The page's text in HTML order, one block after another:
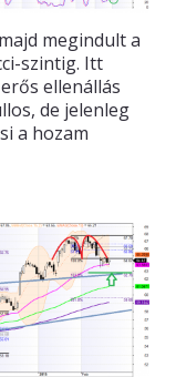
megindult a
szintig. Itt
ellenállás
de jelenleg
a hozam